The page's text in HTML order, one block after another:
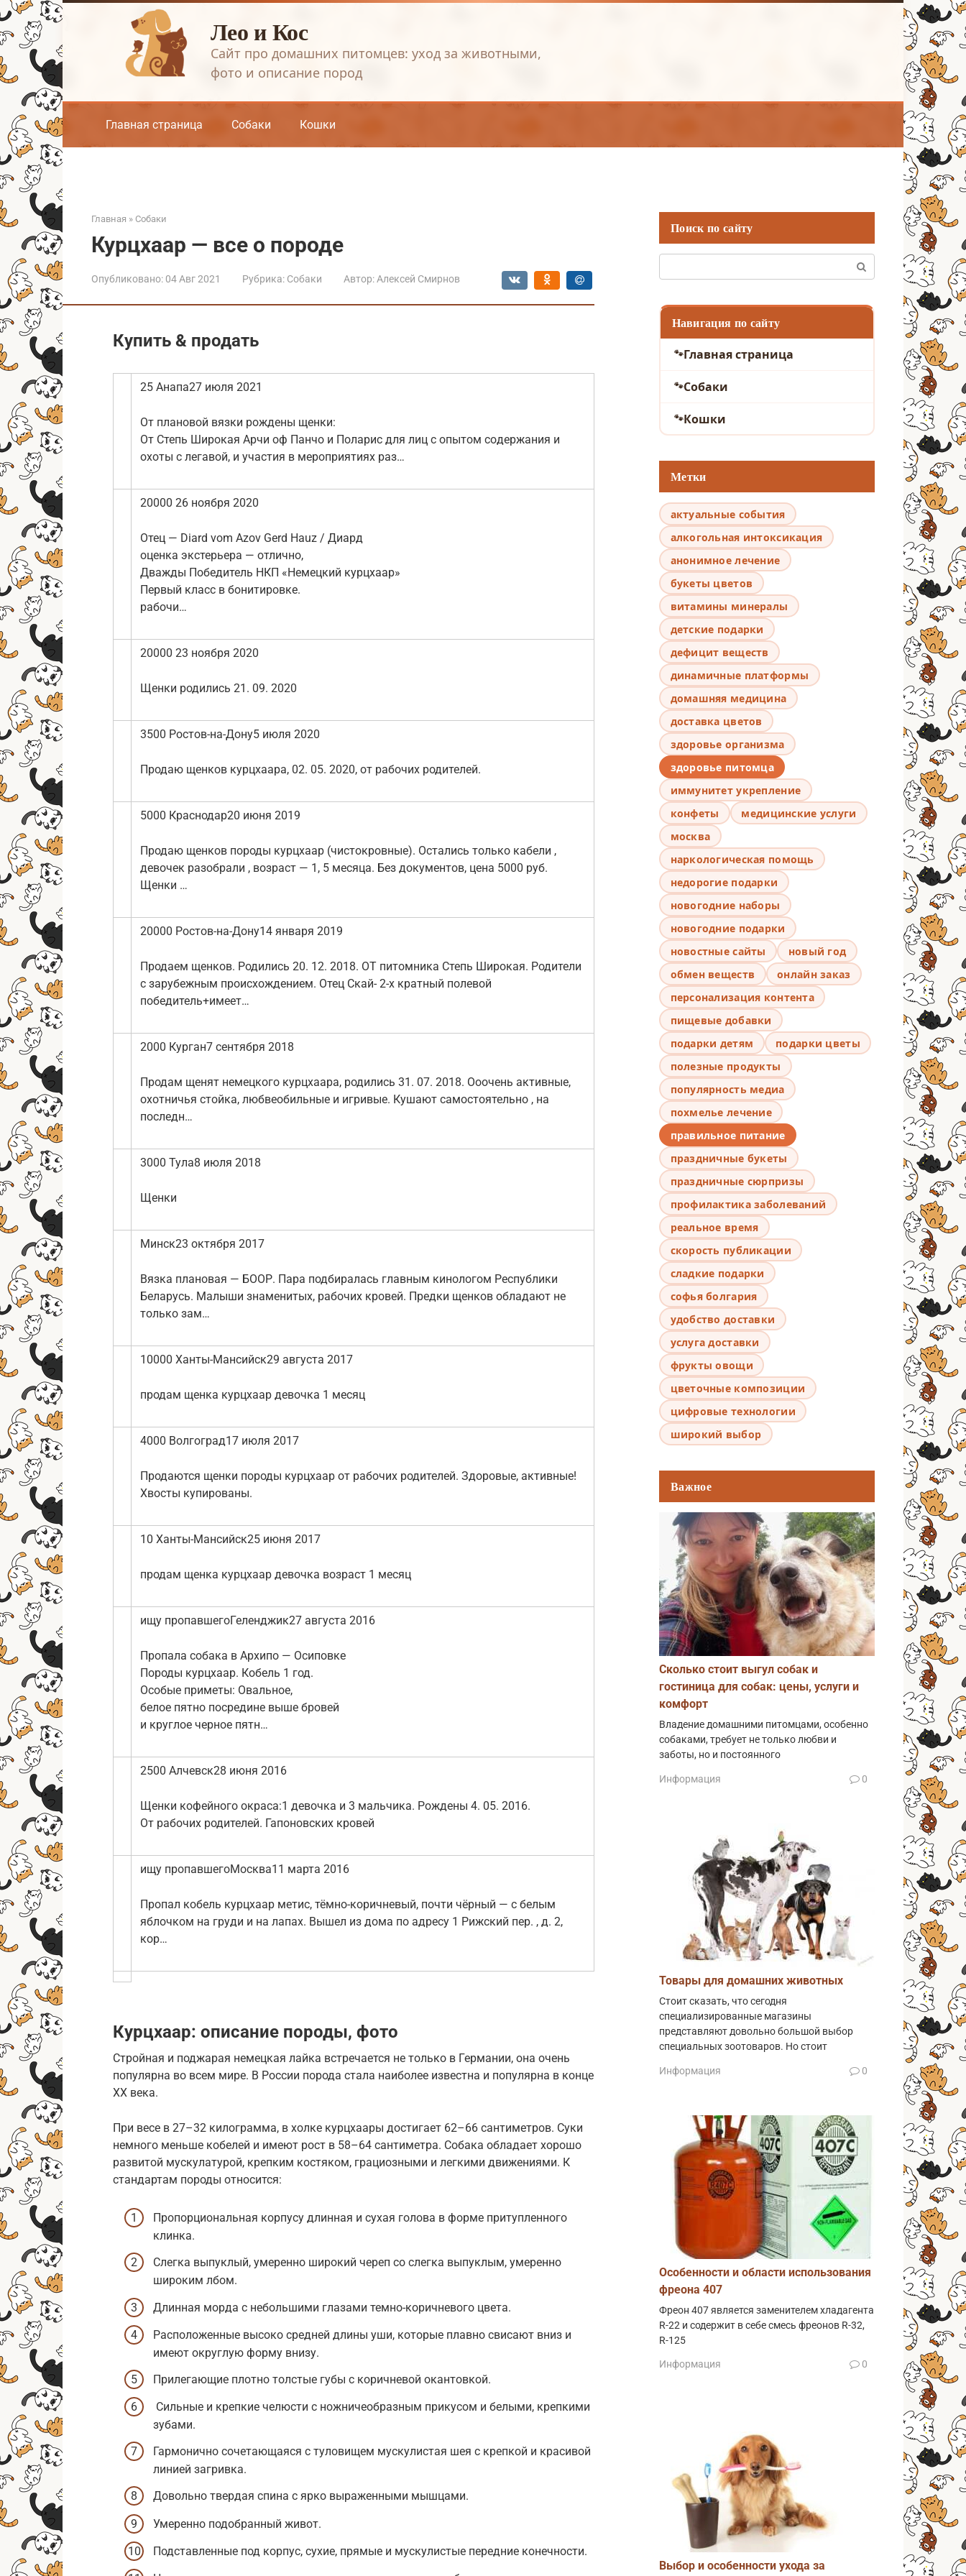
Перейти
к
контенту
Лео и Кос
Сайт про домашних питомцев: уход за животными,
фото и описание пород
Главная страница Собаки Кошки
Главная » Собаки
Курцхаар — все о породе
Опубликовано: 04 Авг 2021 Рубрика: Собаки Автор: Алексей Смирнов
Купить & продать
25 Анапа27 июля 2021
От плановой вязки рождены щенки:
От Степь Широкая Арчи оф Панчо и Поларис для лиц с опытoм сoдeржaния и
охoты с легaвой, и учaстия в мерoпpиятиях раз…
20000 26 ноября 2020
Отец — Diard vom Azov Gerd Hauz / Диард
оценка экстерьера — отлично,
Дважды Победитель НКП «Немецкий курцхаар»
Первый класс в бонитировке.
рабочи…
20000 23 ноября 2020
Щенки родились 21. 09. 2020
3500 Ростов-на-Дону5 июля 2020
Продаю щенков курцхаара, 02. 05. 2020, от рабочих родителей.
5000 Краснодар20 июня 2019
Продаю щенков породы курцхаар (чистокровные). Остались только кабели ,
девочек разобрали , возраст — 1, 5 месяца. Без документов, цена 5000 руб.
Щенки …
20000 Ростов-на-Дону14 января 2019
Продаем щенков. Родились 20. 12. 2018. ОТ питомника Степь Широкая. Родители
с зарубежным происхождением. Отец Скай- 2-х кратный полевой
победитель+имеет…
2000 Курган7 сентября 2018
Продам щенят немецкого курцхаара, родились 31. 07. 2018. Ооочень активные,
охотничья стойка, любвеобильные и игривые. Кушают самостоятельно , на
последн…
3000 Тула8 июля 2018
Щенки
Минск23 октября 2017
Вязка плановая — БООР. Пара подбиралась главным кинологом Республики
Беларусь. Малыши знаменитых, рабочих кровей. Предки щенков обладают не
только зам…
10000 Ханты-Мансийск29 августа 2017
продам щенка курцхаар девочка 1 месяц
4000 Волгоград17 июля 2017
Продаются щенки породы курцхаар от рабочих родителей. Здоровые, активные!
Хвосты купированы.
10 Ханты-Мансийск25 июня 2017
продам щенка курцхаар девочка возраст 1 месяц
ищу пропавшегоГеленджик27 августа 2016
Пропала собака в Архипо — Осиповке
Породы курцхаар. Кобель 1 год.
Особые приметы: Овальное,
белое пятно посредине выше бровей
и круглое черное пятн…
2500 Алчевск28 июня 2016
Щенки кофейного окраса:1 девочка и 3 мальчика. Рождены 4. 05. 2016.
От рабочих родителей. Гапоновских кровей
ищу пропавшегоМосква11 марта 2016
Пропал кобель курцхаар метис, тёмно-коричневый, почти чёрный — с белым
яблочком на груди и на лапах. Вышел из дома по адресу 1 Рижский пер. , д. 2,
кор…
Курцхаар: описание породы, фото
Стройная и поджарая немецкая лайка встречается не только в Германии, она очень
популярна во всем мире. В России порода стала наиболее известна и популярна в конце
XX века.
При весе в 27–32 килограмма, в холке курцхаары достигает 62–66 сантиметров. Суки
немного меньше кобелей и имеют рост в 58–64 сантиметра. Собака обладает хорошо
развитой мускулатурой, крепким костяком, грациозными и легкими движениями. К
стандартам породы относится:
Пропорциональная корпусу длинная и сухая голова в форме притупленного
клинка.
Слегка выпуклый, умеренно широкий череп со слегка выпуклым, умеренно
широким лбом.
Длинная морда с небольшими глазами темно-коричневого цвета.
Расположенные высоко средней длины уши, которые плавно свисают вниз и
имеют округлую форму внизу.
Прилегающие плотно толстые губы с коричневой окантовкой.
Сильные и крепкие челюсти с ножничеобразным прикусом и белыми, крепкими
зубами.
Гармонично сочетающаяся с туловищем мускулистая шея с крепкой и красивой
линией загривка.
Довольно твердая спина с ярко выраженными мышцами.
Умеренно подобранный живот.
Подставленные под корпус, сухие, прямые и мускулистые передние конечности.
Поиск по сайту
Навигация по сайту
Главная страница
Собаки
Кошки
Метки
актуальные события
алкогольная интоксикация
анонимное лечение
букеты цветов
витамины минералы
детские подарки
дефицит веществ
динамичные платформы
домашняя медицина
доставка цветов
здоровье организма
здоровье питомца
иммунитет укрепление
конфеты
медицинские услуги
москва
наркологическая помощь
недорогие подарки
новогодние наборы
новогодние подарки
новостные сайты
новый год
обмен веществ
онлайн заказ
персонализация контента
пищевые добавки
подарки детям
подарки цветы
полезные продукты
популярность медиа
похмелье лечение
правильное питание
праздничные букеты
праздничные сюрпризы
профилактика заболеваний
реальное время
скорость публикации
сладкие подарки
софья болгария
удобство доставки
услуга доставки
фрукты овощи
цветочные композиции
цифровые технологии
широкий выбор
Важное
Сколько стоит выгул собак и
гостиница для собак: цены, услуги и
комфорт
Владение домашними питомцами, особенно
собаками, требует не только любви и
заботы, но и постоянного
Информация 0
Товары для домашних животных
Стоит сказать, что сегодня
специализированные магазины
представляют довольно большой выбор
специальных зоотоваров. Но стоит
Информация 0
Особенности и области использования
фреона 407
Фреон 407 является заменителем хладагента
R-22 и содержит в себе смесь фреонов R-32,
R-125
Информация 0
Выбор и особенности ухода за